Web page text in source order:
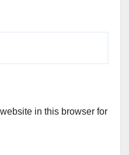
in this browser for